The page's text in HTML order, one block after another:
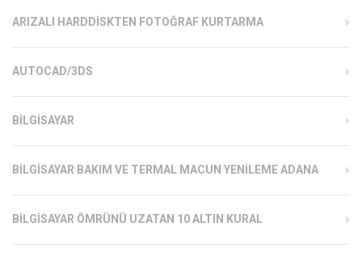
ARIZALI HARDDISKTEN FOTOĞRAF KURTARMA
AUTOCAD/3DS
BILGISAYAR
BILGISAYAR BAKIM VE TERMAL MACUN YENILEME ADANA
BILGISAYAR ÖMRÜNÜ UZATAN 10 ALTIN KURAL